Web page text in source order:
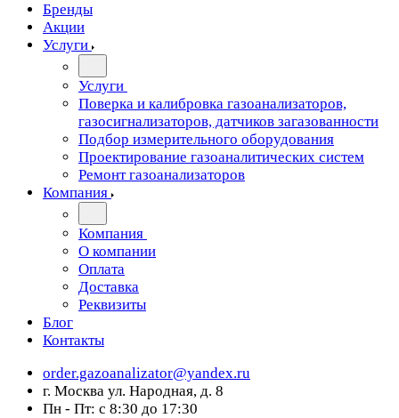
Бренды
Акции
Услуги
Услуги
Поверка и калибровка газоанализаторов,
газосигнализаторов, датчиков загазованности
Подбор измерительного оборудования
Проектирование газоаналитических систем
Ремонт газоанализаторов
Компания
Компания
О компании
Оплата
Доставка
Реквизиты
Блог
Контакты
order.gazoanalizator@yandex.ru
г. Москва ул. Народная, д. 8
Пн - Пт: с 8:30 до 17:30